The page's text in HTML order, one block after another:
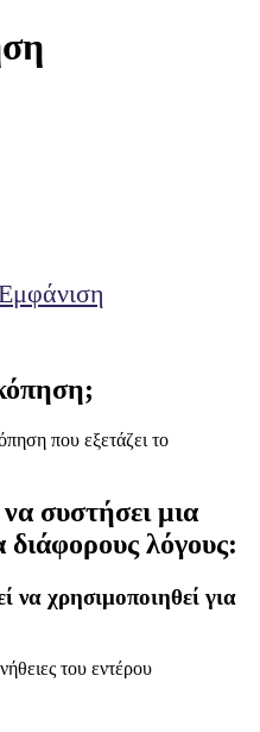
που εξετάζει το
συστήσει μια
διάφορους λόγους:
να χρησιμοποιηθεί για
του εντέρου